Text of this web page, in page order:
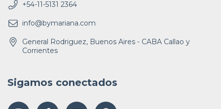
+54-11-5131 2364
info@bymariana.com
General Rodriguez, Buenos Aires - CABA Callao y
Corrientes
Sigamos conectados